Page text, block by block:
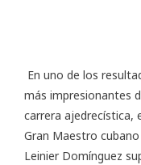
En uno de los
más impresionantes
carrera ajedrecística,
Gran Maestro cubano
Leinier Domínguez